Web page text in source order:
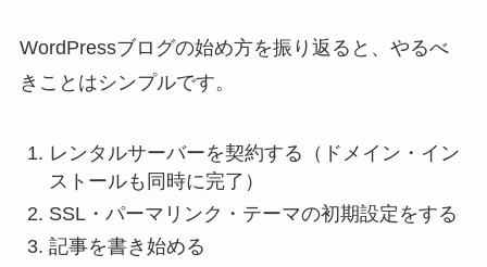
WordPressブログの始め方を振り返ると、やるべ
きことはシンプルです。
レンタルサーバーを契約する（ドメイン・イン
ストールも同時に完了）
SSL・パーマリンク・テーマの初期設定をする
記事を書き始める